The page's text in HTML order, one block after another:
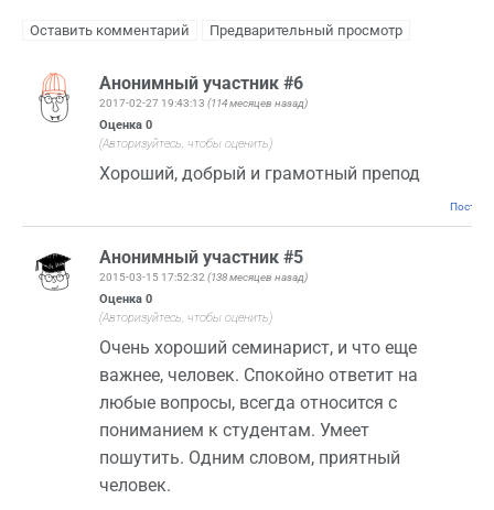
Анонимный участник #6
2017-02-27 19:43:13 (114 месяцев назад)
Оценка 0
(Авторизуйтесь, чтобы оценить)
Хороший, добрый и грамотный препод
Анонимный участник #5
2015-03-15 17:52:32 (138 месяцев назад)
Оценка 0
(Авторизуйтесь, чтобы оценить)
Очень хороший семинарист, и что еще
важнее, человек. Спокойно ответит на
любые вопросы, всегда относится с
пониманием к студентам. Умеет
пошутить. Одним словом, приятный
человек.